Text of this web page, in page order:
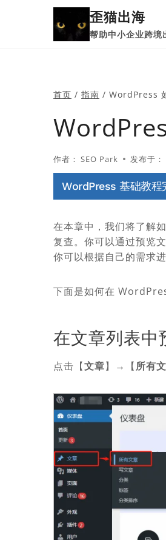
歪猫出海
帮助中小企业跨境
首页 / 指南 / WordPress
作者： SEO Park 发布于：
WordPress 基础教程
在本章中，我们将了解
复查。你可以通过预览
你可以根据自己的需求
下面是如何在
在文章列表中
点击【文章】→【所有